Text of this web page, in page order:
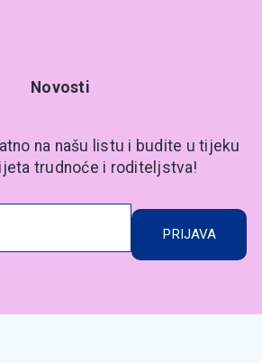
Novosti
na našu listu i budite u tijeku
trudnoće i roditeljstva!
PRIJAVA